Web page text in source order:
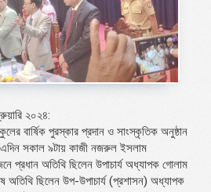
২০২৪:
বার্ষিক পুরস্কার প্রদান ও সাংস্কৃতিক অনুষ্ঠান
সকাল ৯টায় কাজী নজরুল ইসলাম
প্রধান অতিথি ছিলেন উপাচার্য অধ্যাপক গোলাম
অতিথি ছিলেন উপ-উপাচার্য (প্রশাসন) অধ্যাপক